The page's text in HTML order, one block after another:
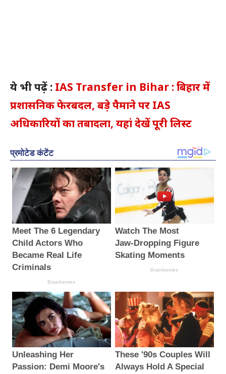
ये भी पढ़ें : IAS Transfer in Bihar : बिहार में
प्रशासनिक फेरबदल, बड़े पैमाने पर IAS
अधिकारियों का तबादला, यहां देखें पूरी लिस्ट